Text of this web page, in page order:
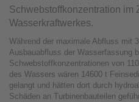
Schwebstoffkonzentration im
Wasserkraftwerkes.
Während der maximale Abfluss mit
Ausbauabfluss der Wasserfassung
Schwebstoffkonzentrationen von
des Wassers wären 14600 t
gelangt und hätten dort durch
Schäden an Turbinenbauteilen